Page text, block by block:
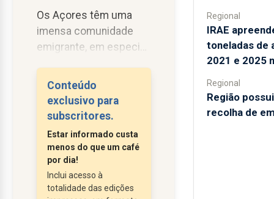
Os Açores têm uma
imensa comunidade
emigrante, em especial
americano, cuja
importância pode ser
decisiva para o futuro
Com o
desaparecimento de
turistas e a falência do
Conteúdo
exclusivo para
subscritores.
Estar informado custa
menos do que um café
por dia!
Inclui acesso à
totalidade das edições
Regional
IRAE
toneladas de
2021 e 2025
Regional
Região
recolha de